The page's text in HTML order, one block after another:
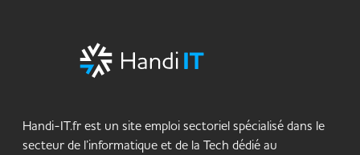
Handi-IT.fr est un site emploi sectoriel spécialisé dans le
secteur de l’informatique et de la Tech dédié au